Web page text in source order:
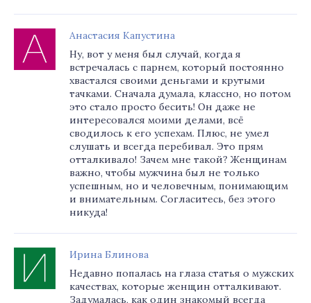
Анастасия Капустина
Ну, вот у меня был случай, когда я
встречалась с парнем, который постоянно
хвастался своими деньгами и крутыми
тачками. Сначала думала, классно, но потом
это стало просто бесить! Он даже не
интересовался моими делами, всё
сводилось к его успехам. Плюс, не умел
слушать и всегда перебивал. Это прям
отталкивало! Зачем мне такой? Женщинам
важно, чтобы мужчина был не только
успешным, но и человечным, понимающим
и внимательным. Согласитесь, без этого
никуда!
Ирина Блинова
Недавно попалась на глаза статья о мужских
качествах, которые женщин отталкивают.
Задумалась, как один знакомый всегда